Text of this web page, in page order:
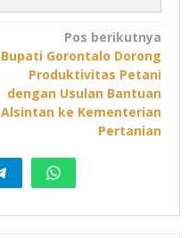
Pos berikutnya
Bupati Gorontalo Dorong
Produktivitas Petani
dengan Usulan Bantuan
Alsintan ke Kementerian
Pertanian